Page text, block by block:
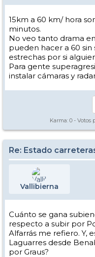
15km a 60 km/ hora
minutos.
No veo tanto drama
pueden hacer a 60
estrechas por si
Para gente
instalar cámaras y
Karma: 0 - Votos
Re: Estado
Vallibierna
Cuánto se gana
respecto a subir por
Alfarrás me refiero. Y,
Laguarres desde
por Graus?